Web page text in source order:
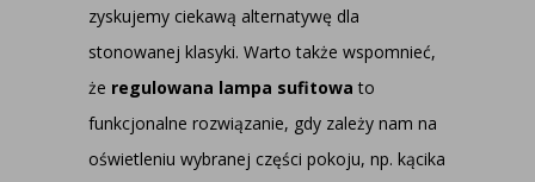
zyskujemy ciekawą alternatywę dla
stonowanej klasyki. Warto także wspomnieć,
że regulowana lampa sufitowa to
funkcjonalne rozwiązanie, gdy zależy nam na
oświetleniu wybranej części pokoju, np. kącika